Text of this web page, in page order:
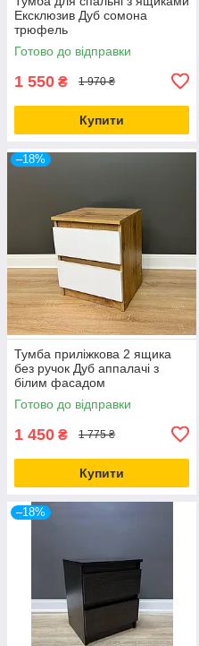
Ексклюзив Дуб сомона
трюфель
Готово до відправки
1 550 ₴ 1 970 ₴
Купити
–18%
Тумба приліжкова 2 ящика
без ручок Дуб аппалачі з
білим фасадом
Готово до відправки
1 450 ₴ 1 775 ₴
Купити
–18%